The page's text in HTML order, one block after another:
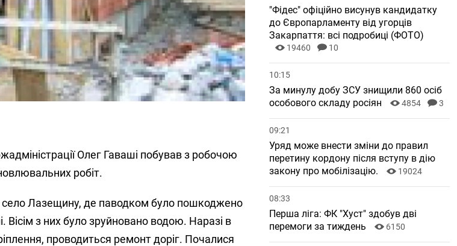
Олег Гаваші побував з робочою
робіт.
Лазещину, де паводком було пошкоджено
Вісім з них було зруйновано водою. Наразі в
проводиться ремонт доріг. Почалися
"Фідес" офіційно висунув кандидатку
до Європарламенту від угорців
Закарпаття: всі подробиці (ФОТО)
19460 10
10:15
За минулу добу ЗСУ знищили 860 осіб
особового складу росіян
4854 3
09:21
Уряд може внести зміни до правил
перетину кордону після вступу в дію
закону про мобілізацію.
19024
08:33
Перша ліга: ФК "Хуст" здобув дві
перемоги за тиждень
6150